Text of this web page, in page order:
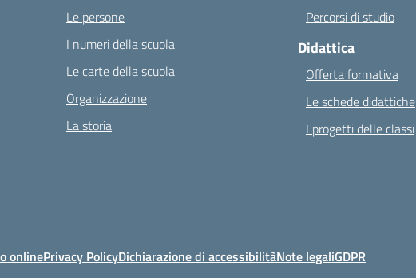
Le persone
I numeri della scuola
Le carte della scuola
Organizzazione
La storia
Percorsi di studio
Didattica
Offerta formativa
Le schede didattiche
I progetti delle classi
onlinePrivacy PolicyDichiarazione di accessibilitàNote legaliGDPR